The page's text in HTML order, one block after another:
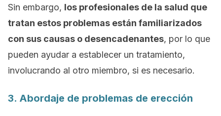
Sin embargo, los profesionales de la salud que
tratan estos problemas están familiarizados
con sus causas o desencadenantes, por lo que
pueden ayudar a establecer un tratamiento,
involucrando al otro miembro, si es necesario.
3. Abordaje de problemas de erección